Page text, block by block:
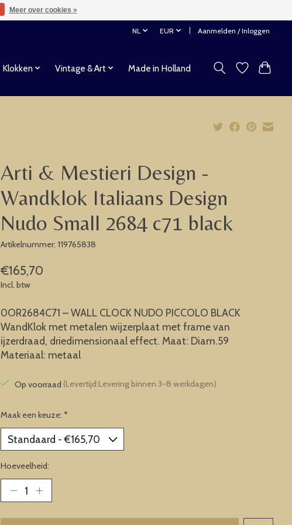
NL EUR Aanmelden / Inloggen
Klokken Vintage & Art Made in Holland
Arti & Mestieri Design -
Wandklok Italiaans Design
Nudo Small 2684 c71 black
Artikelnummer: 119765838
€165,70
Incl. btw
0OR2684C71 – WALL CLOCK NUDO PICCOLO BLACK
WandKlok met metalen wijzerplaat met frame van
ijzerdraad, driedimensionaal effect. Maat: Diam.59
Materiaal: metaal
Op voorraad (Levertijd:Levering binnen 3-8 werkdagen)
Maak een keuze: *
Hoeveelheid:
Meer over cookies »